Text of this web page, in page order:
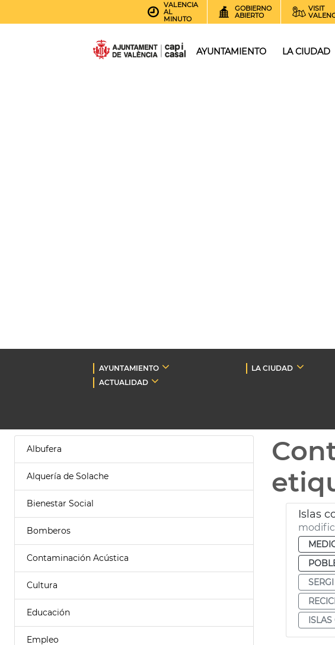
VALENCIA
AL
MINUTO
GOBIERNO
ABIERTO
VISIT
AYUNTAMIENTO LA CIUDAD
AYUNTAMIENTO LA CIUDAD
ACTUALIDAD
Albufera
Alquería de Solache
Bienestar Social
Bomberos
Contaminación Acústica
Cultura
Educación
Empleo
Islas